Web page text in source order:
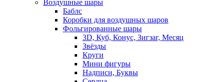
Воздушные шары
Баблс
Коробки для воздушных шаров
Фольгированные шары
3D, Куб, Конус, Зигзаг, Месяц
Звёзды
Круги
Мини фигуры
Надписи, Буквы